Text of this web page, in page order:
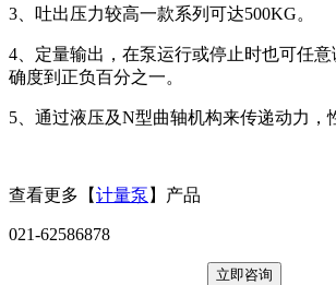
3、吐出压力较高一款系列可达500KG。
4、定量输出，在泵运行或停止时也可任
确度到正负百分之一。
5、通过液压及N型曲轴机构来传递动力，
查看更多【计量泵 】产品
021-62586878
立即咨询